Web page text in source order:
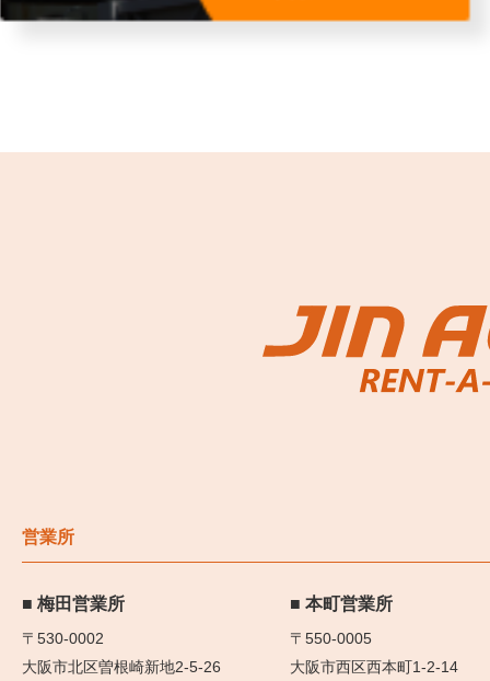
営業所
梅田営業所
〒530-0002
大阪市北区曽根崎新地2-5-26
本町営業所
〒550-0005
大阪市西区西本町1-2-14